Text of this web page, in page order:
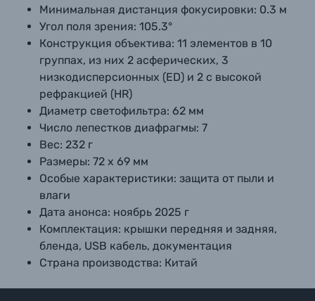
Минимальная дистанция фокусировки: 0.3 м
Угол поля зрения: 105.3°
Конструкция объектива: 11 элементов в 10
группах, из них 2 асферических, 3
низкодисперсионных (ED) и 2 с высокой
рефракцией (HR)
Диаметр светофильтра: 62 мм
Число лепестков диафрагмы: 7
Вес: 232 г
Размеры: 72 х 69 мм
Особые характеристики: защита от пыли и
влаги
Дата анонса: ноябрь 2025 г
Комплектация: крышки передняя и задняя,
бленда, USB кабель, документация
Страна производства: Китай